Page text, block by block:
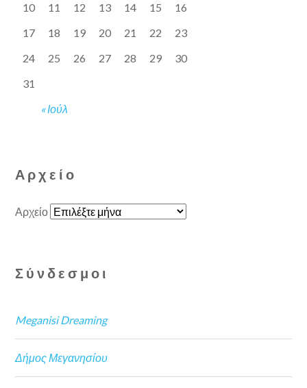
« Ιούλ
10
11 12 13 14 15
16
17
18 19 20 21 22
23
24
25 26 27 28 29
30
31
Αρχείο
Αρχείο
Σύνδεσμοι
Meganisi Dreaming
Δήμος Μεγανησίου